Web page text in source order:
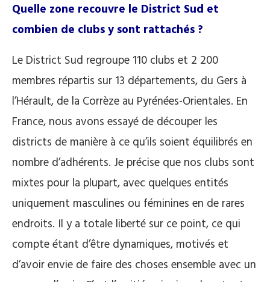
Quelle zone recouvre le District Sud et
combien de clubs y sont rattachés ?
Le District Sud regroupe 110 clubs et 2 200
membres répartis sur 13 départements, du Gers à
l’Hérault, de la Corrèze au Pyrénées-Orientales. En
France, nous avons essayé de découper les
districts de manière à ce qu’ils soient équilibrés en
nombre d’adhérents. Je précise que nos clubs sont
mixtes pour la plupart, avec quelques entités
uniquement masculines ou féminines en de rares
endroits. Il y a totale liberté sur ce point, ce qui
compte étant d’être dynamiques, motivés et
d’avoir envie de faire des choses ensemble avec un